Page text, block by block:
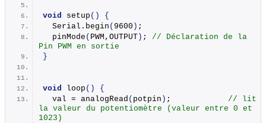
void setup ()
{
  Serial.
begin ( 9600 ) ;
pinMode ( PWM,OUTPUT ) ; // Déclaration de la
Pin PWM en sortie
}
void loop ()
{
  val =
analogRead ( potpin ) ; // lit
la valeur du potentiomètre (valeur entre 0 et
1023)